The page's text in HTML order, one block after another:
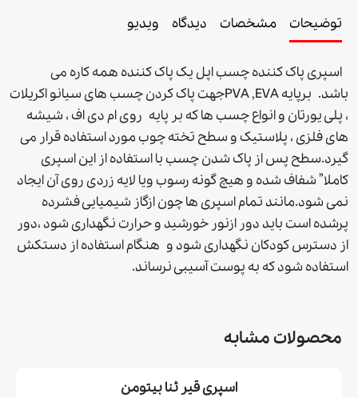
توضیحات مشخصات دیدگاه ویدیو
اسپری پاک کننده چسب اپل یک پاک کننده همه کاره می
باشد. برپایه PVA ,EVAجهت پاک کردن چسب های سیانو اکریلات
، پلی یورتان و انواع چسب ها که بر پایه روی ام دی اف ، شیشه
های فلزی ، پلاستیک و سطح تخته چوب مورد استفاده قرار می
گیرد.سطح پس از پاک شدن چسب با استفاده از این اسپری
کاملا” شفاف شده و هیچ گونه رسوب ویا لایه زردی روی آن ایجاد
نمی شود.مانند تمام اسپری ها چون ازگاز شیمیایی فشرده
پرشده است باید دور ازنور خورشید و حرارت نگهداری شود ،دور
از دسترس کودکان نگهداری شود و هنگام استفاده از دستکش
استفاده شود که به پوست آسیبی نرساند.
محصولات مشابه
اسپری قیر ثنا بيتومن